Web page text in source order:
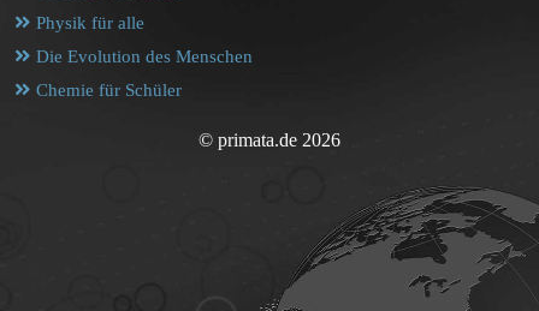
Physik für alle
Die Evolution des Menschen
Chemie für Schüler
© primata.de 2026